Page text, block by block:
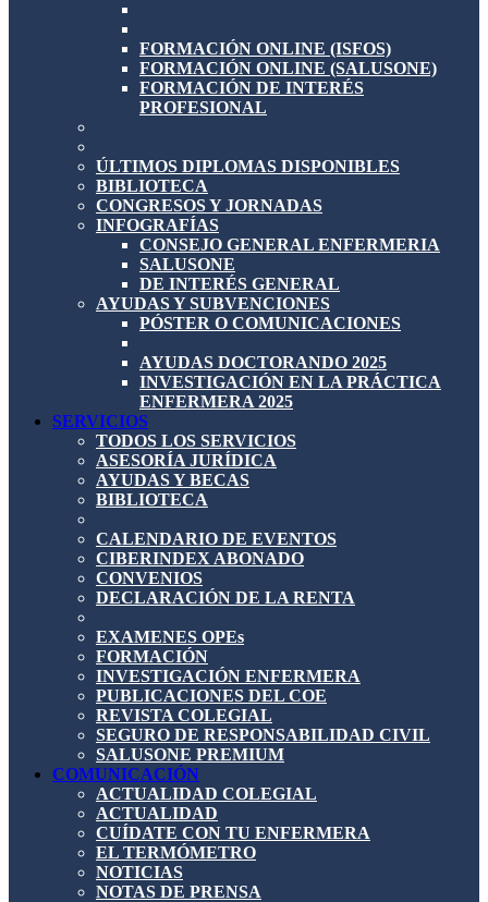
FORMACIÓN ONLINE (ISFOS)
FORMACIÓN ONLINE (SALUSONE)
FORMACIÓN DE INTERÉS
PROFESIONAL
ÚLTIMOS DIPLOMAS DISPONIBLES
BIBLIOTECA
CONGRESOS Y JORNADAS
INFOGRAFÍAS
CONSEJO GENERAL ENFERMERIA
SALUSONE
DE INTERÉS GENERAL
AYUDAS Y SUBVENCIONES
PÓSTER O COMUNICACIONES
AYUDAS DOCTORANDO 2025
INVESTIGACIÓN EN LA PRÁCTICA
ENFERMERA 2025
SERVICIOS
TODOS LOS SERVICIOS
ASESORÍA JURÍDICA
AYUDAS Y BECAS
BIBLIOTECA
CALENDARIO DE EVENTOS
CIBERINDEX ABONADO
CONVENIOS
DECLARACIÓN DE LA RENTA
EXAMENES OPEs
FORMACIÓN
INVESTIGACIÓN ENFERMERA
PUBLICACIONES DEL COE
REVISTA COLEGIAL
SEGURO DE RESPONSABILIDAD CIVIL
SALUSONE PREMIUM
COMUNICACIÓN
ACTUALIDAD COLEGIAL
ACTUALIDAD
CUÍDATE CON TU ENFERMERA
EL TERMÓMETRO
NOTICIAS
NOTAS DE PRENSA